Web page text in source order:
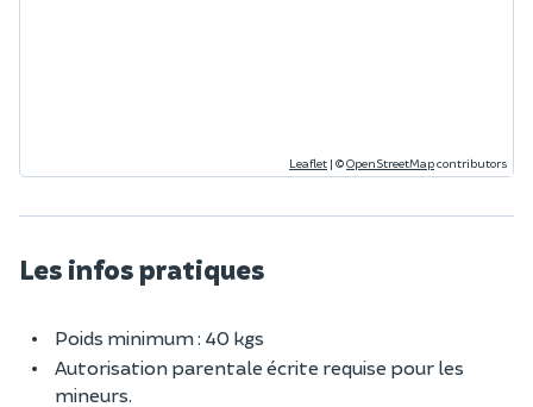
Leaflet | ©OpenStreetMapcontributors
Les infos pratiques
Poids minimum : 40 kgs
Autorisation parentale écrite requise pour les
mineurs.